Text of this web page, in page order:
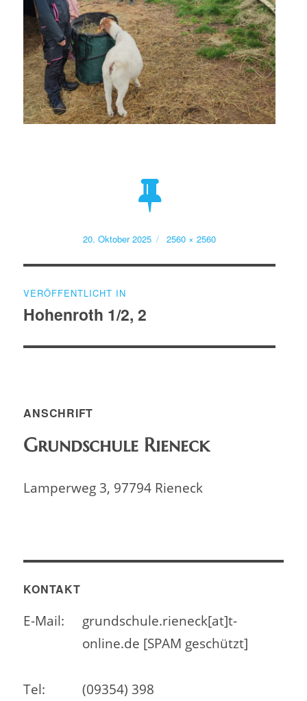
Veröffentlicht
20. Oktober 2025
Volle
2560 × 2560
VERÖFFENTLICHT IN
Hohenroth 1/2, 2
ANSCHRIFT
Grundschule Rieneck
Lamperweg 3, 97794 Rieneck
KONTAKT
E-Mail:
grundschule.rieneck[at]t-
online.de [SPAM geschützt]
Tel:
(09354) 398